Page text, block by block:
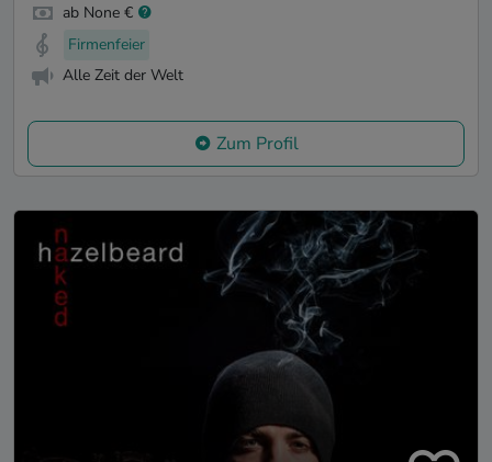
ab None €
Firmenfeier
Alle Zeit der Welt
Zum Profil